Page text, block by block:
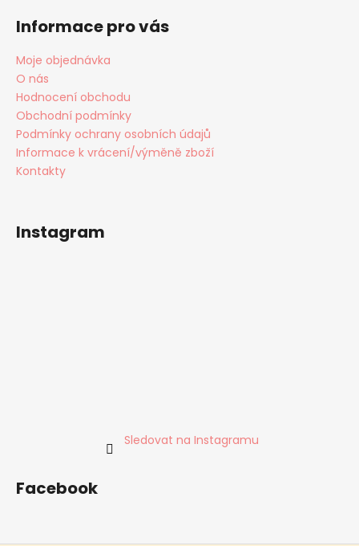
Informace pro vás
Moje objednávka
O nás
Hodnocení obchodu
Obchodní podmínky
Podmínky ochrany osobních údajů
Informace k vrácení/výměně zboží
Kontakty
Instagram
Sledovat na Instagramu
Facebook